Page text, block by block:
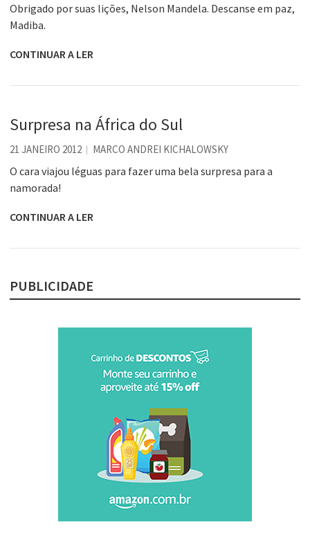
Obrigado por suas lições, Nelson Mandela. Descanse em paz,
Madiba.
CONTINUAR A LER
Surpresa na África do Sul
21 JANEIRO 2012 MARCO ANDREI KICHALOWSKY
O cara viajou léguas para fazer uma bela surpresa para a
namorada!
CONTINUAR A LER
PUBLICIDADE